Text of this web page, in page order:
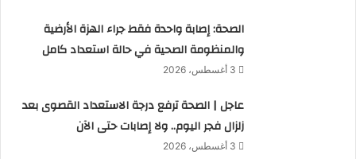
الصحة: إصابة واحدة فقط جراء الهزة الأرضية
والمنظومة الصحية في حالة استعداد كامل
3 أغسطس، 2026
عاجل | الصحة ترفع درجة الاستعداد القصوى بعد
زلزال فجر اليوم.. ولا إصابات حتى الآن
3 أغسطس، 2026